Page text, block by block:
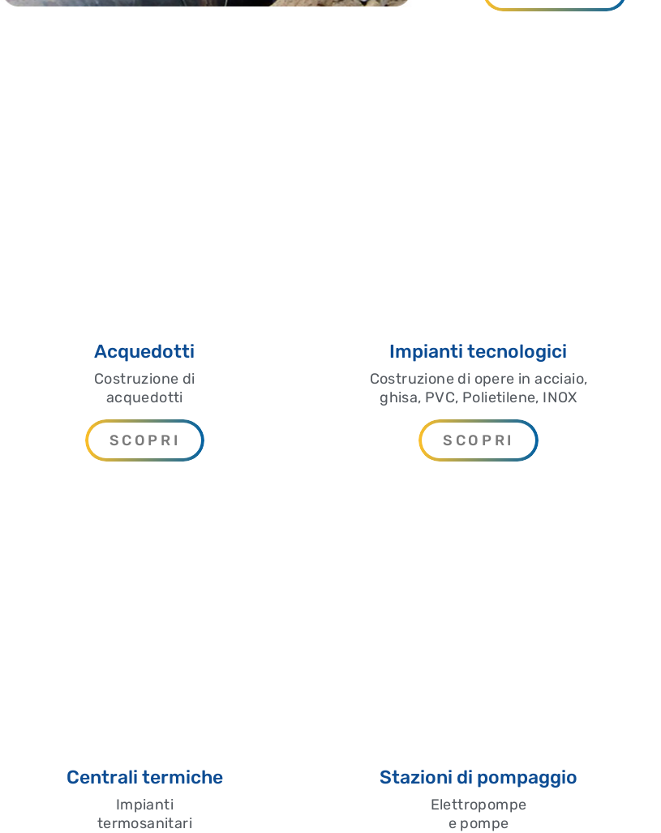
i cui clienti sono
Perforazioni
costipazione.
Acquedotti
Costruzione di
acquedotti
SCOPRI
Impianti tecnologici
Costruzione di opere in acciaio,
ghisa, PVC, Polietilene, INOX
SCOPRI
Centrali termiche
Impianti
termosanitari
Stazioni di pompaggio
Elettropompe
e pompe